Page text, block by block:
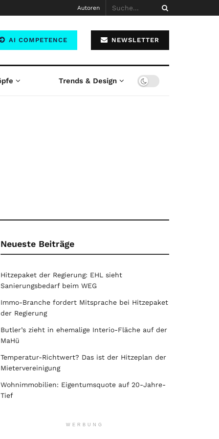
Autoren
AI COMPETENCE NEWSLETTER
Trends & Design
Neueste Beiträge
Hitzepaket der Regierung: EHL sieht
Sanierungsbedarf beim WEG
Immo-Branche fordert Mitsprache bei Hitzepaket
der Regierung
Butler’s zieht in ehemalige Interio-Fläche auf der
MaHü
Temperatur-Richtwert? Das ist der Hitzeplan der
Mietervereinigung
Wohnimmobilien: Eigentumsquote auf 20-Jahre-
Tief
WERBUNG